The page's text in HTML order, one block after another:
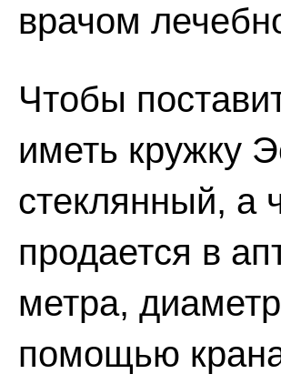
врачом
Чтобы
иметь кружку
стеклянный, а
продается в
метра,
помощью